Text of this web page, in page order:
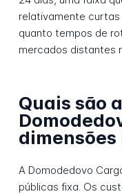
relativamente
quanto tempos de
mercados distantes
Quais são
A Domodedovo
públicas fixa. Os